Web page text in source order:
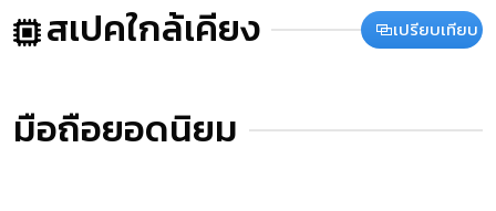
สเปคใกล้เคียง เปรียบเทียบ
มือถือยอดนิยม